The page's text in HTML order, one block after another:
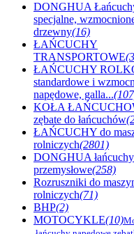
DONGHUA
specjalne,
drzewny(16)
ŁAŃCUCHY
TRANSPORTOWE
ŁAŃCUCHY
standardowe i
napędowe, galla...
KOŁA
zębate do łańcuchów
ŁAŃCUCHY do
rolniczych(2801)
DONGHUA
przemysłowe(258)
Rozruszniki do
rolniczych(71)
BHP(2)
MOTOCYKLE(10)